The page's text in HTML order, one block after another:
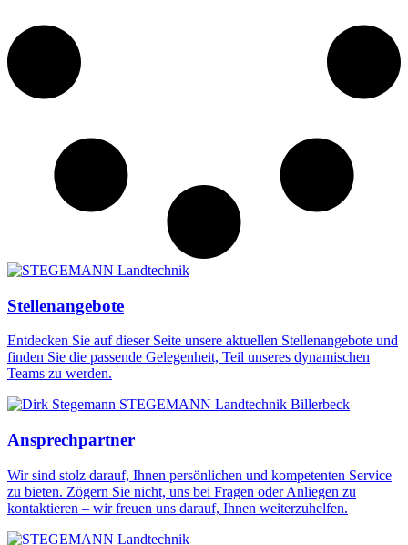
Stellenangebote
Entdecken Sie auf dieser Seite unsere aktuellen Stellenangebote und
finden Sie die passende Gelegenheit, Teil unseres dynamischen
Teams zu werden.
Ansprechpartner
Wir sind stolz darauf, Ihnen persönlichen und kompetenten Service
zu bieten. Zögern Sie nicht, uns bei Fragen oder Anliegen zu
kontaktieren – wir freuen uns darauf, Ihnen weiterzuhelfen.